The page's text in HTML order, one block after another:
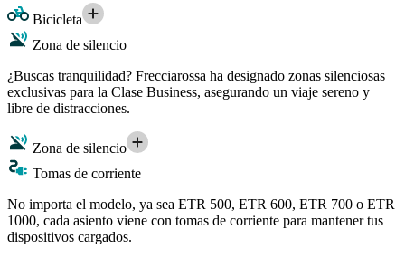
Bicicleta
Zona de silencio
¿Buscas tranquilidad? Frecciarossa ha designado zonas silenciosas
exclusivas para la Clase Business, asegurando un viaje sereno y
libre de distracciones.
Zona de silencio
Tomas de corriente
No importa el modelo, ya sea ETR 500, ETR 600, ETR 700 o ETR
1000, cada asiento viene con tomas de corriente para mantener tus
dispositivos cargados.